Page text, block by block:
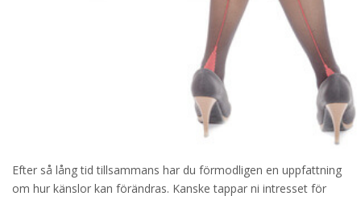
Efter så lång tid tillsammans har du förmodligen en uppfattning
om hur känslor kan förändras. Kanske tappar ni intresset för